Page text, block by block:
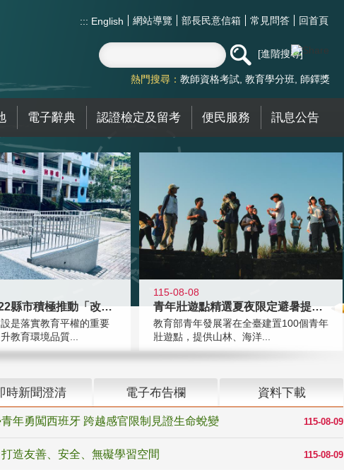
::: English 網站導覽 部長民意信箱 常見問答 回首頁
進階搜尋
熱門搜尋： 教師資格考試 教育學分班 師鐸獎
電子辭典 認證檢定及留考 便民服務 訊息公告
國教署補助22縣市積極推動「改善無
是落實教育平權的重要
教育環境品質...
115-08-08
青年壯遊點精選夏夜限定避暑提案 漫
教育部青年發展署在全臺建置100個青年
壯遊點，提供山林、海洋...
時新聞澄清 電子布告欄 資料下載
115-08-09
年勇闖西班牙 跨越感官限制見證生命蛻變
115-08-09
造友善、安全、無礙學習空間